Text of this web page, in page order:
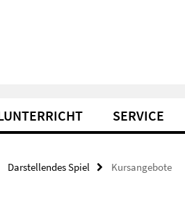
SERVICE
Darstellendes Spiel Kursangebote